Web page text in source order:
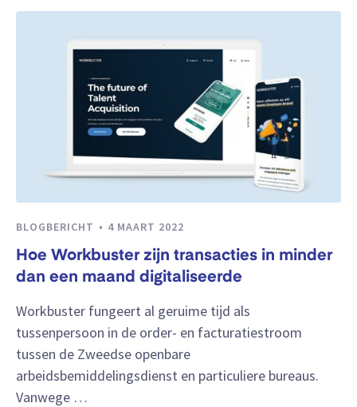
BLOGBERICHT 4 MAART 2022
Hoe Workbuster zijn transacties in minder
dan een maand digitaliseerde
Workbuster fungeert al geruime tijd als
tussenpersoon in de order- en facturatiestroom
tussen de Zweedse openbare
arbeidsbemiddelingsdienst en particuliere bureaus.
Vanwege …